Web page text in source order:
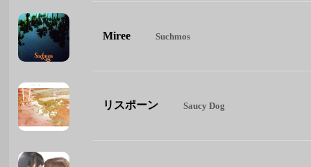
Miree Suchmos
リスポーン Saucy Dog